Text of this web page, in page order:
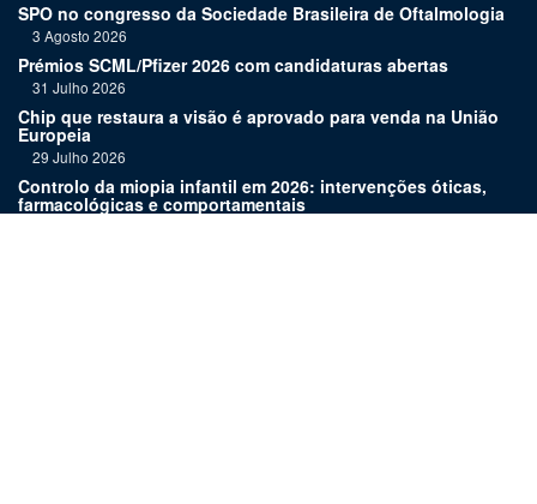
SPO no congresso da Sociedade Brasileira de Oftalmologia
3 Agosto 2026
Prémios SCML/Pfizer 2026 com candidaturas abertas
31 Julho 2026
Chip que restaura a visão é aprovado para venda na União
Europeia
29 Julho 2026
Controlo da miopia infantil em 2026: intervenções óticas,
farmacológicas e comportamentais